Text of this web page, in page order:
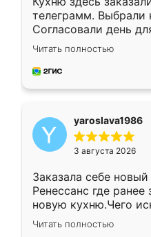
телеграмм. Выбрали
Согласовали день
недели кухня была
довольны работой.
мебель за
Читать полностью
yaroslava1986
3 августа 2026
Заказала себе
Ренессанс где ранее
новую кухню.Чего
вполне довольна.
два года, нареканий
Читать полностью